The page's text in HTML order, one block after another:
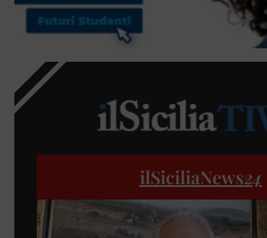
ilSiciliaNews24